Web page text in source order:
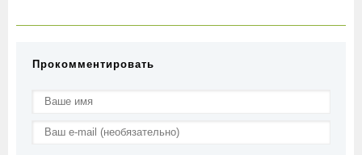
Прокомментировать